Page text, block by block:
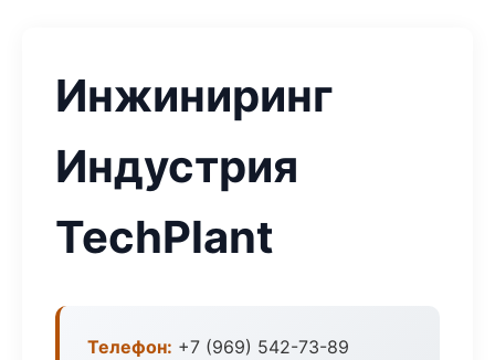
Инжиниринг
Индустрия
TechPlant
Телефон: +7 (969) 542-73-89